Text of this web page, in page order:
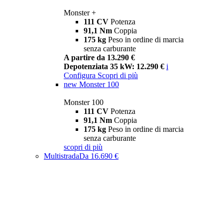
Monster +
111 CV Potenza
91,1 Nm Coppia
175 kg Peso in ordine di marcia
senza carburante
A partire da 13.290 €
Depotenziata 35 kW: 12.290 € i
Configura Scopri di più
new Monster 100
Monster 100
111 CV Potenza
91,1 Nm Coppia
175 kg Peso in ordine di marcia
senza carburante
scopri di più
MultistradaDa 16.690 €